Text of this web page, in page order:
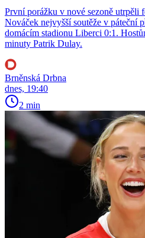
První porážku v nové sezoně utrpěli
Nováček nejvyšší soutěže v páteční
domácím stadionu Liberci 0:1.
minuty Patrik Dulay.
Brněnská Drbna
dnes, 19:40
2 min